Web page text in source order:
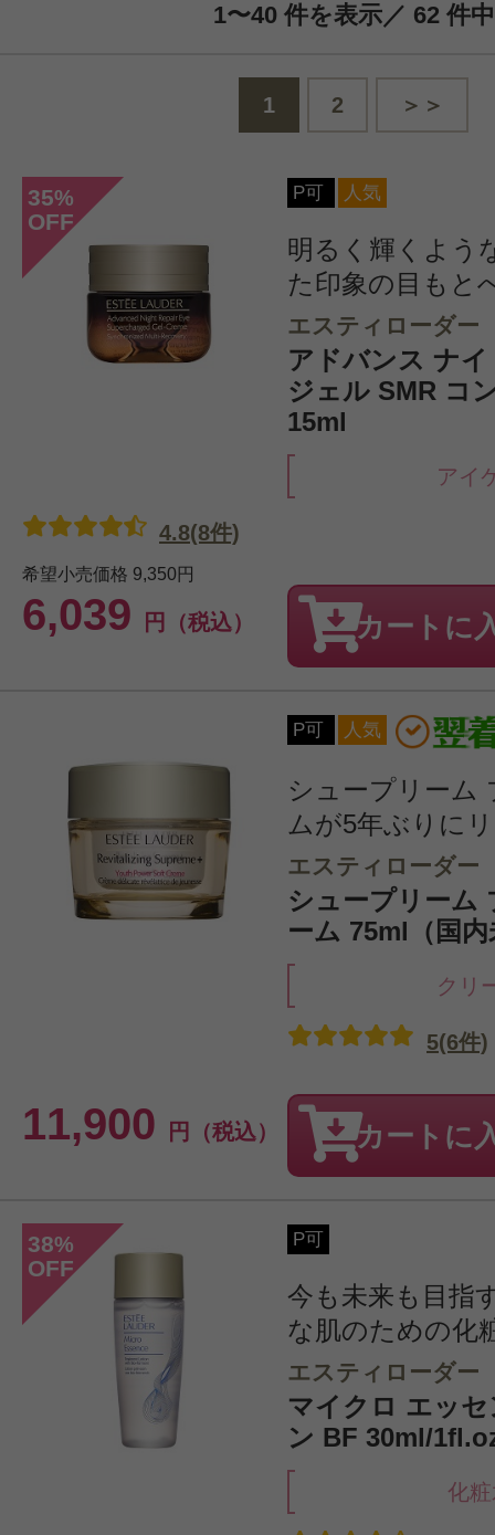
1〜40 件を表示／ 62 件中
1 2 ＞＞
35%
OFF
P可 人気
明るく輝くよう
た印象の目もと
エスティローダー
アドバンス ナ
ジェル SMR コ
15ml
アイ
希望小売価格 9,350円
6,039 円（税込）
4.8(8件)
カートに
P可 人気
シュープリーム
ムが5年ぶりに
エスティローダー
シュープリーム
ーム 75ml（国
クリ
11,900 円（税込）
5(6件)
カートに
38%
OFF
P可
今も未来も目指
な肌のための化
エスティローダー
マイクロ エッ
ン BF 30ml/
化